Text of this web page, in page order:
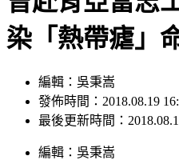
曾赴肯亞當
染「熱帶瘧」
編輯：吳秉嵩
發佈時間：2018.08.19